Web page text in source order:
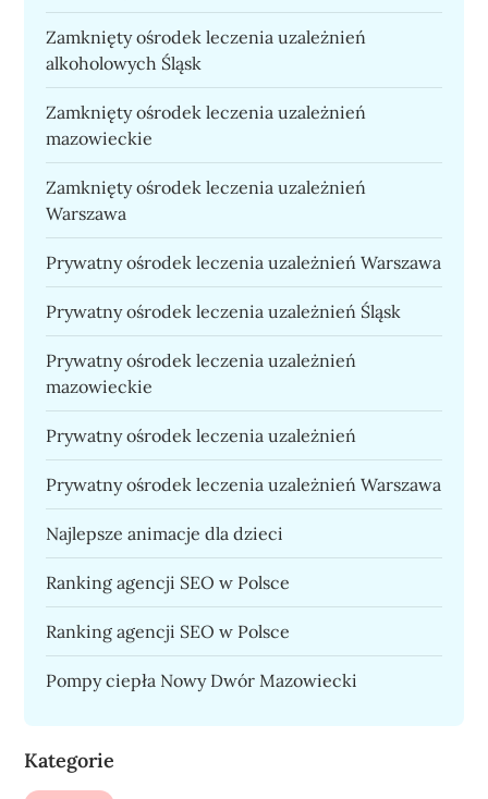
Zamknięty ośrodek leczenia uzależnień
alkoholowych Śląsk
Zamknięty ośrodek leczenia uzależnień
mazowieckie
Zamknięty ośrodek leczenia uzależnień
Warszawa
Prywatny ośrodek leczenia uzależnień Warszawa
Prywatny ośrodek leczenia uzależnień Śląsk
Prywatny ośrodek leczenia uzależnień
mazowieckie
Prywatny ośrodek leczenia uzależnień
Prywatny ośrodek leczenia uzależnień Warszawa
Najlepsze animacje dla dzieci
Ranking agencji SEO w Polsce
Ranking agencji SEO w Polsce
Pompy ciepła Nowy Dwór Mazowiecki
Kategorie